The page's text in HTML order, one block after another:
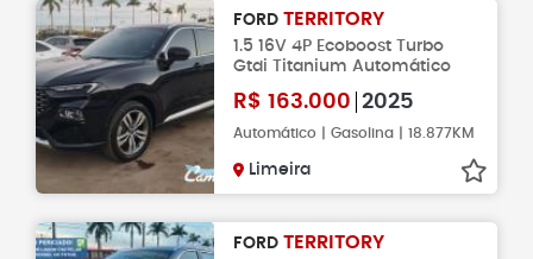
FORD TERRITORY
1.5 16V 4P Ecoboost Turbo
Gtdi Titanium Automático
R$ 163.000 2025
Automático | Gasolina | 18.877KM
Limeira
FORD TERRITORY